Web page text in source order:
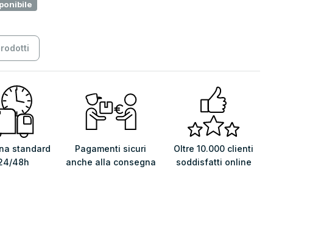
standard
48h
Pagamenti sicuri
anche alla consegna
Oltre 10.000 clienti
soddisfatti online